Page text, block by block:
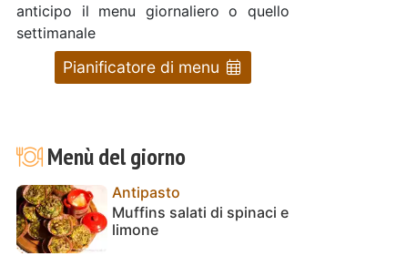
anticipo il menu giornaliero o quello
settimanale
Pianificatore di menu
Menù del giorno
Antipasto
Muffins salati di spinaci e
limone